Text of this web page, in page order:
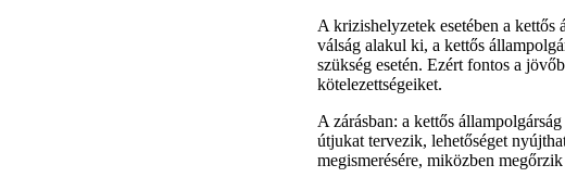
A krizishelyzetek esetében a
válság alakul ki, a kettős
szükség esetén. Ezért fontos a
kötelezettségeiket.
A zárásban: a kettős
útjukat tervezik, lehetőséget
megismerésére, miközben